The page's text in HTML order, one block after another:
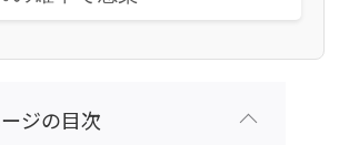
ジの目次